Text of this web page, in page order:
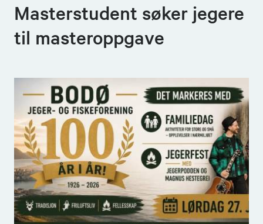
Masterstudent søker jegere
til masteroppgave